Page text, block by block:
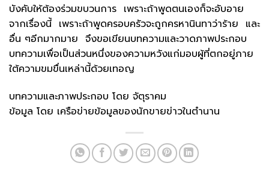
บังคับให้ต้องร่วมขบวนการ เพราะถ้าพูดตนเองก็จะอับอาย
จากเรื่องนี้ เพราะถ้าพูดครอบครัวจะถูกครหานินทาว่าร้าย และ
อื่น ๆอีกมากมาย จึงขอเขียนบทความและวาดภาพประกอบ
บทความเพื่อเป็นส่วนหนึ่งของความหวังแก่มอบผู้ที่ตกอยู่ภาย
ใต้ความขมขื่นเหล่านี้ด้วยเทอญ
บทความและภาพประกอบ โดย จัตุราคม
ข้อมูล โดย เครือข่ายข้อมูลของนักขายข่าวในตำนาน